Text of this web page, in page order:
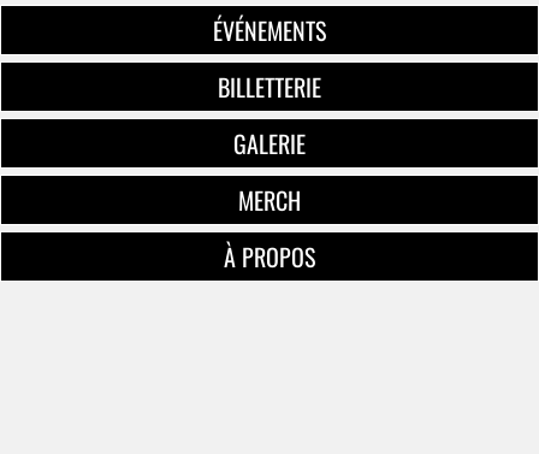
ÉVÉNEMENTS
BILLETTERIE
GALERIE
MERCH
À PROPOS